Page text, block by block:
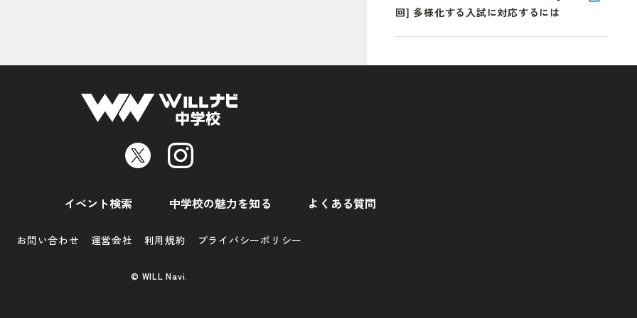
回] 多様化する入試に対応するには
イベント検索 中学校の魅力を知る よくある質問
お問い合わせ 運営会社 利用規約 プライバシーポリシー
© WILL Navi.